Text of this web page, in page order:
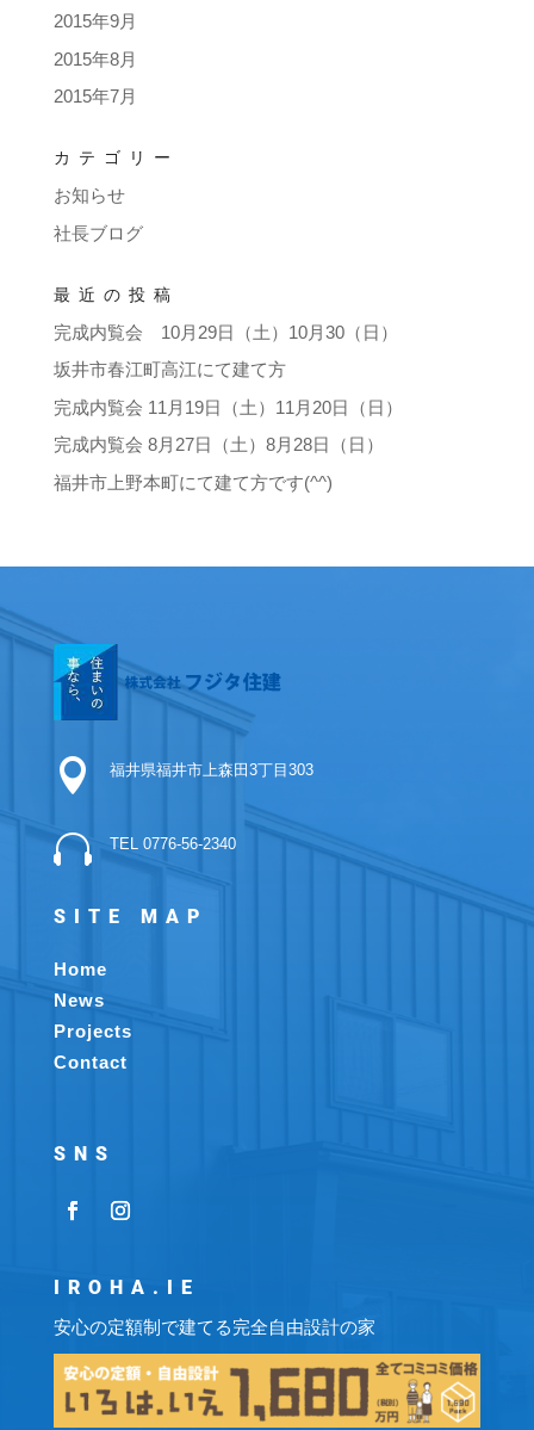
2015年9月
2015年8月
2015年7月
カテゴリー
お知らせ
社長ブログ
最近の投稿
完成内覧会 10月29日（土）10月30（日）
坂井市春江町高江にて建て方
完成内覧会 11月19日（土）11月20日（日）
完成内覧会 8月27日（土）8月28日（日）
福井市上野本町にて建て方です(^^)
 福井県福井市上森田3丁目303
 TEL 0776-56-2340
SITE MAP
Home
News
Projects
Contact
SNS
IROHA.IE
安心の定額制で建てる完全自由設計の家